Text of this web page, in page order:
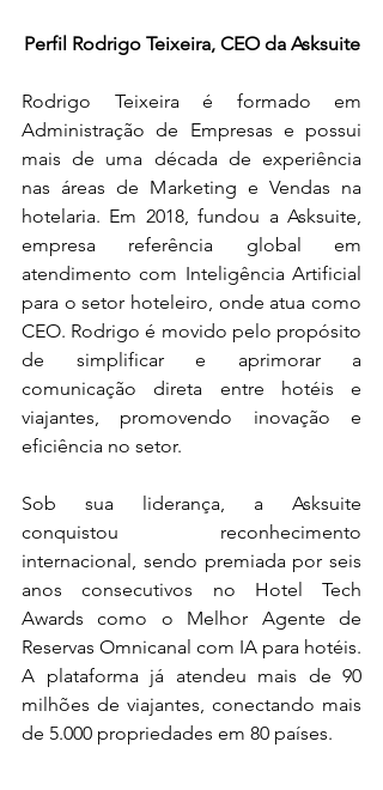
Perfil Rodrigo Teixeira, CEO da Asksuite
Rodrigo Teixeira é formado em
Administração de Empresas e possui
mais de uma década de experiência
nas áreas de Marketing e Vendas na
hotelaria. Em 2018, fundou a Asksuite,
empresa referência global em
atendimento com Inteligência Artificial
para o setor hoteleiro, onde atua como
CEO. Rodrigo é movido pelo propósito
de simplificar e aprimorar a
comunicação direta entre hotéis e
viajantes, promovendo inovação e
eficiência no setor.
Sob sua liderança, a Asksuite
conquistou reconhecimento
internacional, sendo premiada por seis
anos consecutivos no Hotel Tech
Awards como o Melhor Agente de
Reservas Omnicanal com IA para hotéis.
A plataforma já atendeu mais de 90
milhões de viajantes, conectando mais
de 5.000 propriedades em 80 países.